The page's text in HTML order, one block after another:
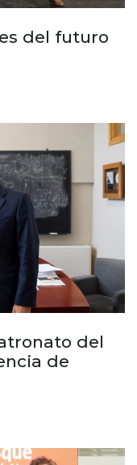
del futuro
del
de